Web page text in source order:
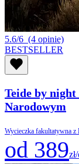
5.6/6 (4 opinie)
BESTSELLER
Teide by
Narodowym
Wycieczka fakultatywna z
od 389